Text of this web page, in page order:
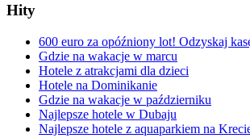
Hity
600 euro za opóźniony lot! Odzyskaj
Gdzie na wakacje w marcu
Hotele z atrakcjami dla dzieci
Hotele na Dominikanie
Gdzie na wakacje w październiku
Najlepsze hotele w Dubaju
Najlepsze hotele z aquaparkiem na